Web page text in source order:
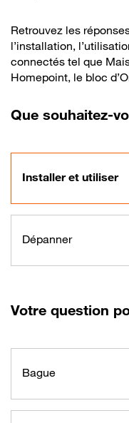
Retrouvez les
l’installation,
connectés tel que
Homepoint, le bloc
Que souhaitez-
Installer et utiliser
Dépanner
Votre question
Bague